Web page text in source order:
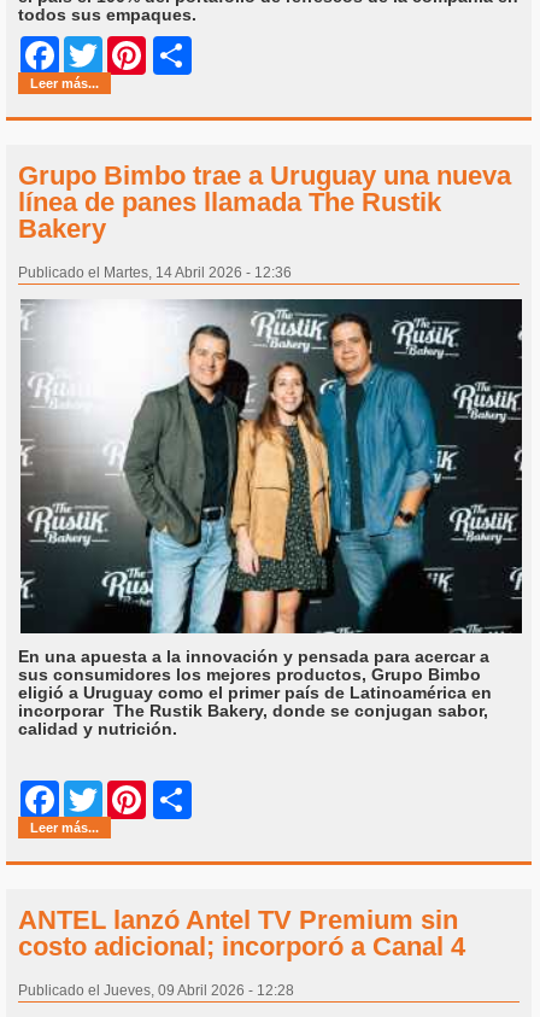
todos sus empaques.
Facebook
Twitter Pinterest
Leer más...
Grupo Bimbo trae a Uruguay una nueva
línea de panes llamada The Rustik
Bakery
Publicado el Martes, 14 Abril 2026 - 12:36
En una apuesta a la innovación y pensada para acercar a
sus consumidores los mejores productos, Grupo Bimbo
eligió a Uruguay como el primer país de Latinoamérica en
incorporar The Rustik Bakery, donde se conjugan sabor,
calidad y nutrición.
Facebook
Twitter Pinterest
Leer más...
ANTEL lanzó Antel TV Premium sin
costo adicional; incorporó a Canal 4
Publicado el Jueves, 09 Abril 2026 - 12:28